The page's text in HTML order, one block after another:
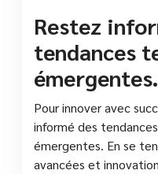
Restez
tendances
émergentes.
Pour innover avec
informé des
émergentes. En se
avancées et